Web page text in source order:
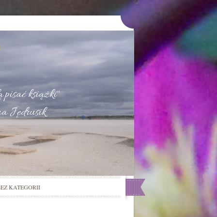
pisać książki"
Jędrusik
KATEGORII